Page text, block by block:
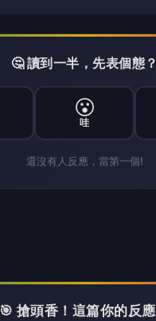
🤔 讀到一半，先表個態？
😮
哇
還沒有人反應，當第一個!
🎯 搶頭香！這篇你的反應